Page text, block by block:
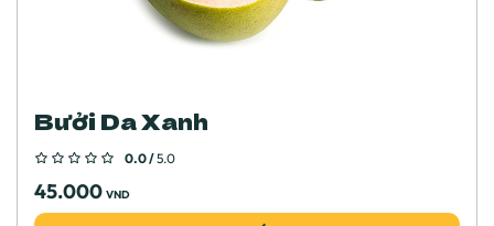
Bưởi Da Xanh
0.0 /5.0
45.000 VND